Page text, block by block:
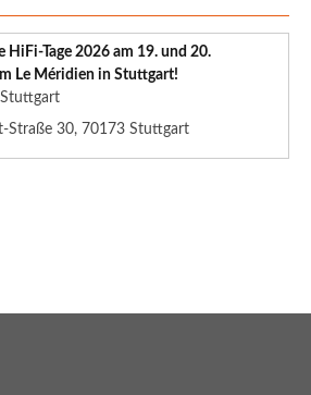
HiFi-Tage 2026 am 19. und 20.
Le Méridien in Stuttgart!
Straße 30, 70173 Stuttgart